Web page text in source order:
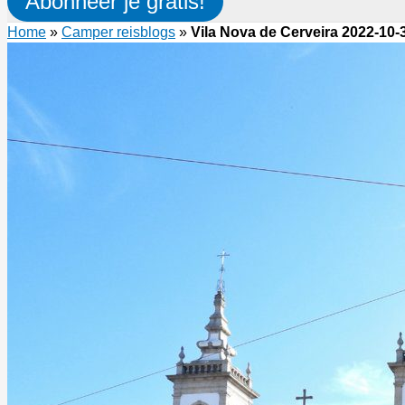
Home » Camper reisblogs » Vila Nova de Cerveira 2022-10-